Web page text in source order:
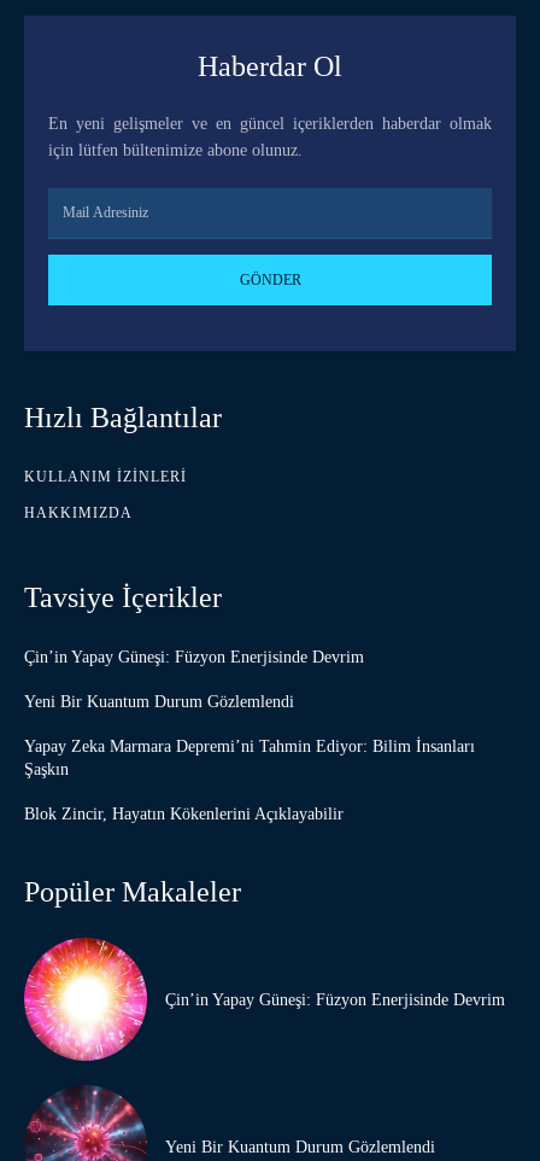
Haberdar Ol
En yeni gelişmeler ve en güncel içeriklerden haberdar olmak
için lütfen bültenimize abone olunuz.
GÖNDER
Hızlı Bağlantılar
KULLANIM İZINLERI
HAKKIMIZDA
Tavsiye İçerikler
Çin’in Yapay Güneşi: Füzyon Enerjisinde Devrim
Yeni Bir Kuantum Durum Gözlemlendi
Yapay Zeka Marmara Depremi’ni Tahmin Ediyor: Bilim İnsanları
Şaşkın
Blok Zincir, Hayatın Kökenlerini Açıklayabilir
Popüler Makaleler
Çin’in Yapay Güneşi: Füzyon Enerjisinde Devrim
Yeni Bir Kuantum Durum Gözlemlendi